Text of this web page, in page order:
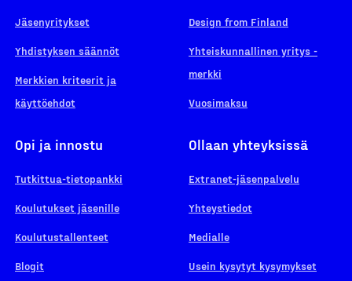
Jäsenyritykset
Yhdistyksen säännöt
Merkkien kriteerit ja
käyttöehdot
Design from Finland
Yhteiskunnallinen yritys -
merkki
Vuosimaksu
Opi ja innostu
Tutkittua-tietopankki
Koulutukset jäsenille
Koulutustallenteet
Blogit
Ollaan yhteyksissä
Extranet-jäsenpalvelu
Yhteystiedot
Medialle
Usein kysytyt kysymykset